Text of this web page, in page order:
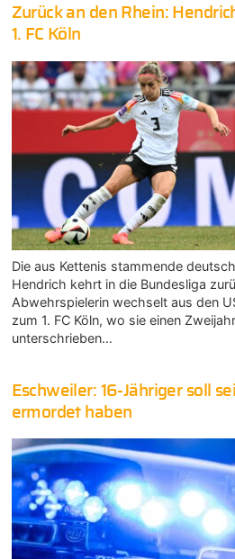
Zurück an den Rhein:
1. FC Köln
Die aus Kettenis stammende
Hendrich kehrt in die Bundesliga
Abwehrspielerin wechselt aus den
zum 1. FC Köln, wo sie einen
unterschrieben…
Eschweiler: 16-Jähriger soll
ermordet haben